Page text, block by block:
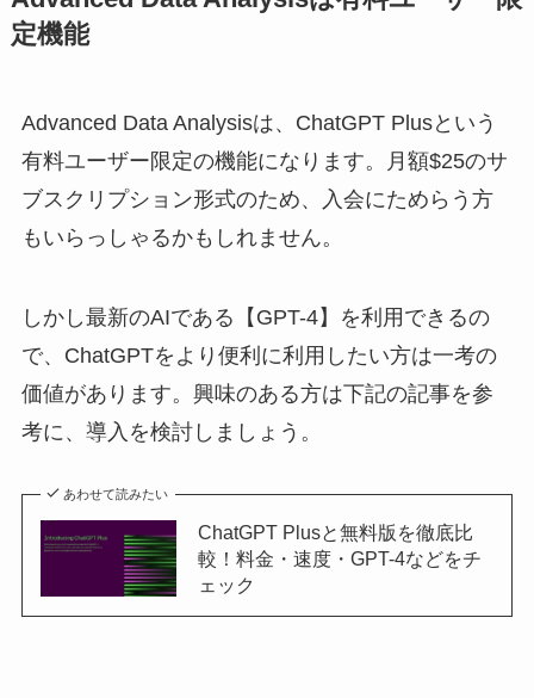
定機能
Advanced Data Analysisは、ChatGPT Plusという
有料ユーザー限定の機能になります。月額$25のサ
ブスクリプション形式のため、入会にためらう方
もいらっしゃるかもしれません。
しかし最新のAIである【GPT-4】を利用できるの
で、ChatGPTをより便利に利用したい方は一考の
価値があります。興味のある方は下記の記事を参
考に、導入を検討しましょう。
あわせて読みたい
ChatGPT Plusと無料版を徹底比
較！料金・速度・GPT-4などをチ
ェック